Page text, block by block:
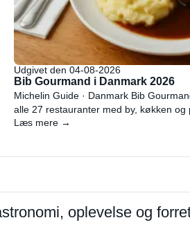
Udgivet den 04-08-2026
Bib Gourmand i Danmark 2026
Michelin Guide · Danmark Bib
alle 27 restauranter med by, køkken og
Læs mere →
oplevelse og